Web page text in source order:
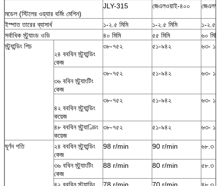
মডেল (স্টিলের ওয়্যার বর্মিং মেশিন)
JLY-315 জেএলওয়াই-৪০০
ইস্পাত তারের ব্যাসার্ধ ১-২.৫ মিমি ১-২.৫ মিমি
১-২.৫
সর্বাধিক স্ট্র্যাংড ওডি
৪০ মিমি ৫৫ মিমি
৬০ মিমি
স্ট্র্যান্ডিং পিচ
২৪ বববিন স্ট্র্যান্ডিং
কেজ
৩৮-৭৫২ ৫১-৯৪২ ৬৩-
৩৬ ববিন স্ট্র্যাংটিং
কেজ
৩৮-৭৫২ ৫১-৯৪২ ৬৩-
৪২ বববিন স্ট্র্যান্ডিং
কয়েজ
৩৮-৭৫২ ৫১-৯৪২ ৬৩-
৪৮ বববিন স্ট্র্যাণ্ডিং
কয়েজ
৩৮-৭৫২ ৫১-৯৪২ ৬৩-
ঘূর্ণন গতি
২৪ বববিন স্ট্র্যান্ডিং
কেজ
98 r/min 90 r/min ৬৮.৩ র/
৩৬ ববিন স্ট্র্যাংটিং
কেজ
88 r/min 80 r/min ৫৮.৩ র/